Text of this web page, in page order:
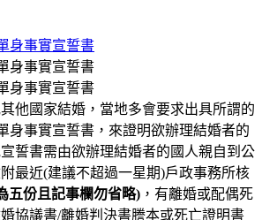
身事實宣誓書
身事實宣誓書
身事實宣誓書
他國家結婚，當地多會要求出具所謂的
身事實宣誓書，來證明欲辦理結婚者的
誓書需由欲辦理結婚者的國人親自到公
最近(建議不超過一星期)戶政事務所核
五份且記事欄勿省略) ，有離婚或配偶死
協議書/離婚判決書謄本或死亡證明書